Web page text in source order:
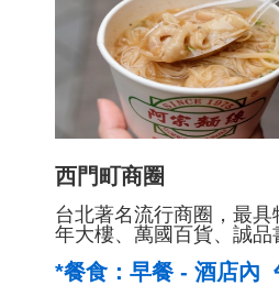
西門町商圈
台北著名流行商圈，最
年大樓、萬國百貨、誠
*餐食：早餐 - 酒店內